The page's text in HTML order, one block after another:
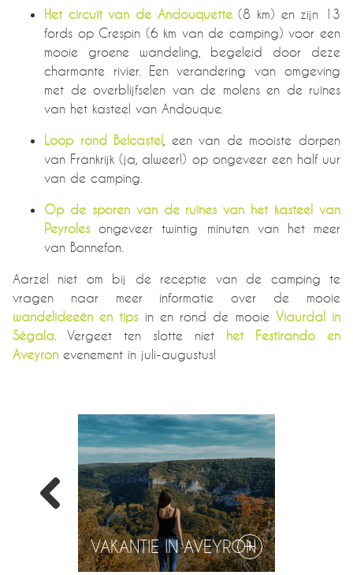
Het circuit van de Andouquette(8 km) en zijn 13
fords op Crespin (6 km van de camping) voor een
mooie groene wandeling, begeleid door deze
charmante rivier. Een verandering van omgeving
met de overblijfselen van de molens en de ruïnes
van het kasteel van Andouque.
Loop rond Belcastel , een van de mooiste dorpen
van Frankrijk (ja, alweer!) op ongeveer een half uur
van de camping.
Op de sporen van de ruïnes van het kasteel van
Peyroles ongeveer twintig minuten van het meer
van Bonnefon.
Aarzel niet om bij de receptie van de camping te
vragen naar meer informatie over de mooie
wandelideeën en tips in en rond de mooie Viaurdal in
Ségala . Vergeet ten slotte niet het Festirando en
Aveyron evenement in juli-augustus!
VAKANTIE IN AVEYRON